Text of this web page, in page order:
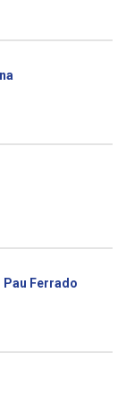
Ferrado